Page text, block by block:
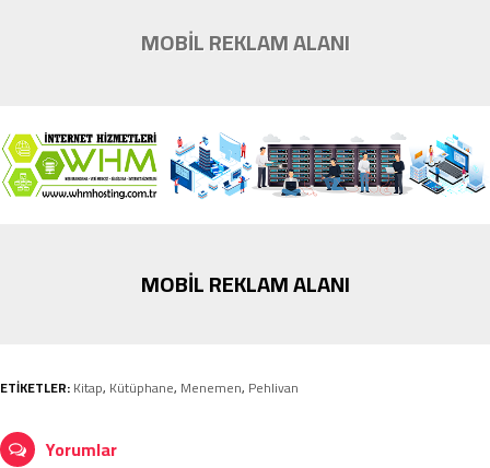
MOBİL REKLAM ALANI
MOBİL REKLAM ALANI
ETİKETLER:Kitap, Kütüphane, Menemen, Pehlivan
Yorumlar